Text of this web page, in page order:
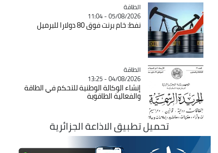
Catégorie
الطاقة
05/08/2026 - 11:04
نفط: خام برنت فوق 80 دولارا للبرميل
Catégorie
الطاقة
04/08/2026 - 13:25
إنشاء الوكالة الوطنية للتحكم في الطاقة
والفعالية الطاقوية
تحميل تطبيق الاذاعة الجزائرية